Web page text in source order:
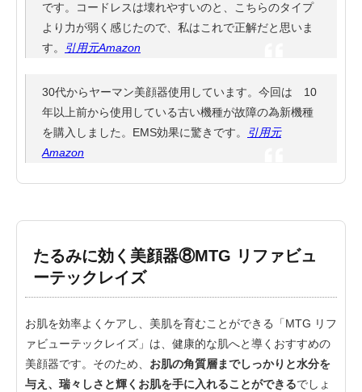
です。コードレスは壊れやすいのと、こちらのタイプ
より力が弱く感じたので、私はこれで正解だと思いま
す。
引用元Amazon
30代からヤーマン美顔器使用しています。今回は 10
年以上前から使用している古い機種が故障の為新機種
を購入しました。EMS効果に驚きです。
引用元
Amazon
たるみに効く美顔器⑧MTG リファビュ
ーテックレイズ
お肌を効率よくケアし、美肌を育むことができる「MTG リフ
ァビューテックレイズ」は、健康的な肌へと導くおすすめの
美顔器です。そのため、 お肌の角質層までしっかりと水分を
与え、瑞々しさと輝くお肌を手に入れることができるでしょ